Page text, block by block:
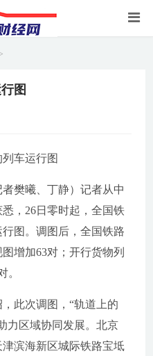
图
车运行图
樊曦、丁静）记者从中
，26日零时起，全国铁
图。调图后，全国铁路
增加63对；开行货物列
。
此次调图，“轨道上的
力区域协同发展。北京
滨海新区城际铁路宝坻